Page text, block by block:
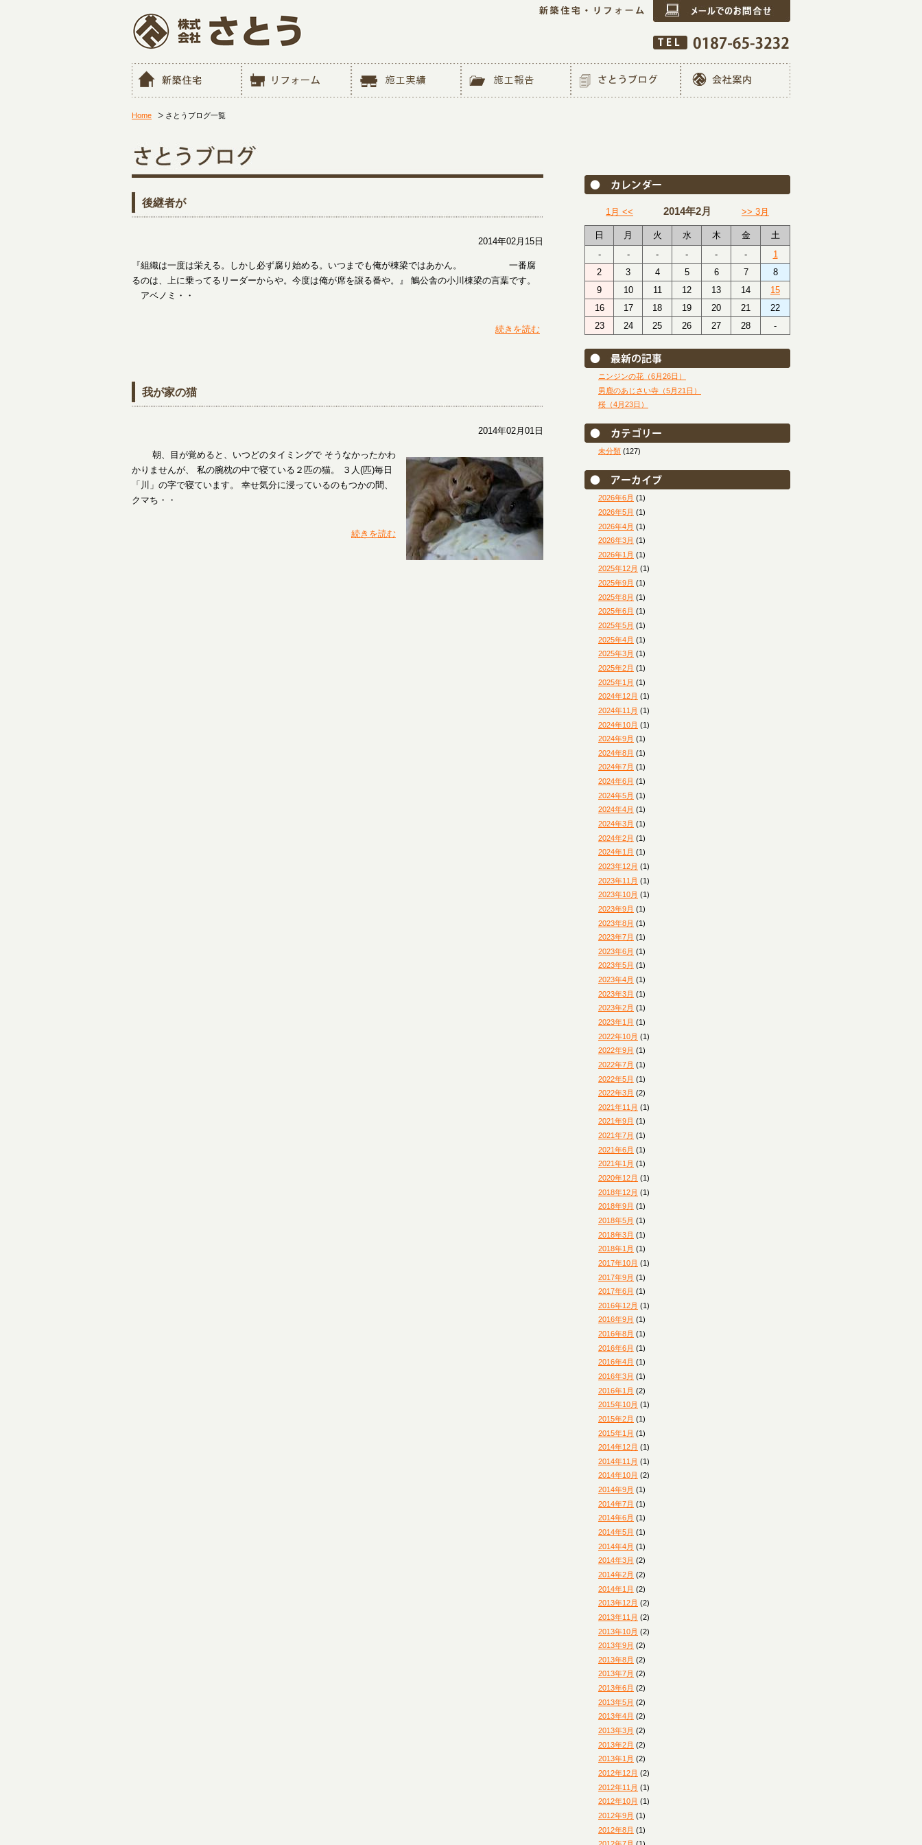
Home さとうブログ一覧
後継者が
2014年02月15日
『組織は一度は栄える。しかし必ず腐り始める。いつまでも俺が棟梁ではあかん。 一番腐
るのは、上に乗ってるリーダーからや。今度は俺が席を譲る番や。』 鵤公舎の小川棟梁の言葉です。
アベノミ・・
続きを読む
我が家の猫
2014年02月01日
朝、目が覚めると、いつどのタイミングで そうなかったかわ
かりませんが、 私の腕枕の中で寝ている２匹の猫。 ３人(匹)毎日
「川」の字で寝ています。 幸せ気分に浸っているのもつかの間、
クマち・・
続きを読む
1月 << 2014年2月 >> 3月
日 月 火 水 木 金
土
-
- - - - -
1
2
3 4 5 6 7
8
9
10 11 12 13 14
15
16
17 18 19 20 21
22
23
24 25 26 27 28 -
ニンジンの花（6月26日）
男鹿のあじさい寺（5月21日）
桜（4月23日）
未分類 (127)
2026年6月 (1)
2026年5月 (1)
2026年4月 (1)
2026年3月 (1)
2026年1月 (1)
2025年12月 (1)
2025年9月 (1)
2025年8月 (1)
2025年6月 (1)
2025年5月 (1)
2025年4月 (1)
2025年3月 (1)
2025年2月 (1)
2025年1月 (1)
2024年12月 (1)
2024年11月 (1)
2024年10月 (1)
2024年9月 (1)
2024年8月 (1)
2024年7月 (1)
2024年6月 (1)
2024年5月 (1)
2024年4月 (1)
2024年3月 (1)
2024年2月 (1)
2024年1月 (1)
2023年12月 (1)
2023年11月 (1)
2023年10月 (1)
2023年9月 (1)
2023年8月 (1)
2023年7月 (1)
2023年6月 (1)
2023年5月 (1)
2023年4月 (1)
2023年3月 (1)
2023年2月 (1)
2023年1月 (1)
2022年10月 (1)
2022年9月 (1)
2022年7月 (1)
2022年5月 (1)
2022年3月 (2)
2021年11月 (1)
2021年9月 (1)
2021年7月 (1)
2021年6月 (1)
2021年1月 (1)
2020年12月 (1)
2018年12月 (1)
2018年9月 (1)
2018年5月 (1)
2018年3月 (1)
2018年1月 (1)
2017年10月 (1)
2017年9月 (1)
2017年6月 (1)
2016年12月 (1)
2016年9月 (1)
2016年8月 (1)
2016年6月 (1)
2016年4月 (1)
2016年3月 (1)
2016年1月 (2)
2015年10月 (1)
2015年2月 (1)
2015年1月 (1)
2014年12月 (1)
2014年11月 (1)
2014年10月 (2)
2014年9月 (1)
2014年7月 (1)
2014年6月 (1)
2014年5月 (1)
2014年4月 (1)
2014年3月 (2)
2014年2月 (2)
2014年1月 (2)
2013年12月 (2)
2013年11月 (2)
2013年10月 (2)
2013年9月 (2)
2013年8月 (2)
2013年7月 (2)
2013年6月 (2)
2013年5月 (2)
2013年4月 (2)
2013年3月 (2)
2013年2月 (2)
2013年1月 (2)
2012年12月 (2)
2012年11月 (1)
2012年10月 (1)
2012年9月 (1)
2012年8月 (1)